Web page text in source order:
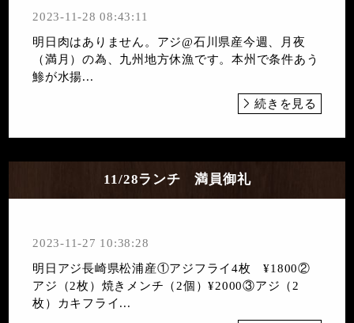
2023-11-28 08:43:11
明日肉はありません。アジ@石川県産今週、月夜
（満月）の為、九州地方休漁です。本州で条件あう
鯵が水揚...
続きを見る
11/28ランチ 満員御礼
2023-11-27 10:38:28
明日アジ長崎県松浦産①アジフライ4枚 ¥1800②
アジ（2枚）焼きメンチ（2個）¥2000③アジ（2
枚）カキフライ...